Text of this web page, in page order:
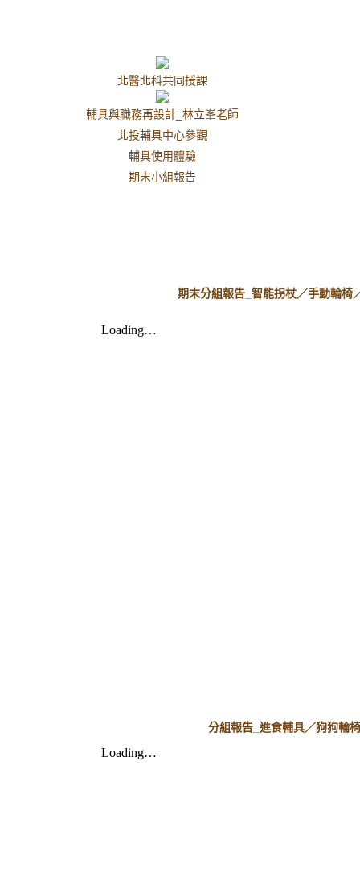
北醫北科共同授課
輔具與職務再設計_林立峯老師
北投輔具中心參觀
輔具使用體驗
期末小組報告
期末分組報告_智能拐杖／手動輪椅
分組報告_進食輔具／狗狗輪